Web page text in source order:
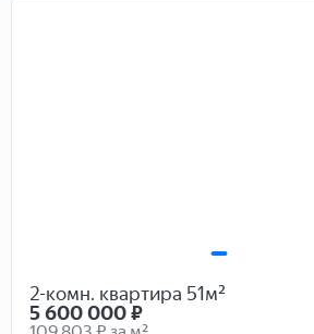
2-комн. квартира 51м²
5 600 000₽